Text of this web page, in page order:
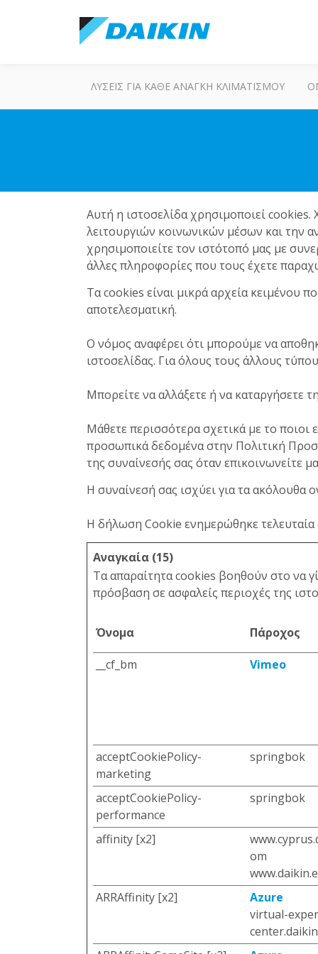
ΛΎΣΕΙΣ ΓΙΑ ΚΆΘΕ ΑΝΆΓΚΗ ΚΛΙΜΑΤΙΣΜΟΎ
Αυτή η ιστοσελίδα χρησιμοποιεί
λειτουργιών κοινωνικών μέσων και την
χρησιμοποιείτε τον ιστότοπό μας με
άλλες πληροφορίες που τους έχετε
Τα cookies είναι μικρά αρχεία κειμένου
αποτελεσματική.
Ο νόμος αναφέρει ότι μπορούμε να
ιστοσελίδας. Για όλους τους άλλους
Μπορείτε να αλλάξετε ή να καταργήσετε
Μάθετε περισσότερα σχετικά με το ποιοι
προσωπικά δεδομένα στην Πολιτική
της συναίνεσής σας όταν επικοινωνείτε
Η συναίνεσή σας ισχύει για τα
Η δήλωση Cookie ενημερώθηκε
Αναγκαία (15)
Τα απαραίτητα cookies βοηθούν στο να
πρόσβαση σε ασφαλείς περιοχές της
Όνομα Πάροχος
__cf_bm Vimeo
acceptCookiePolicy-
marketing
springbok
acceptCookiePolicy-
performance
springbok
affinity [x2]
om
ARRAffinity [x2]
Azure
virtual-